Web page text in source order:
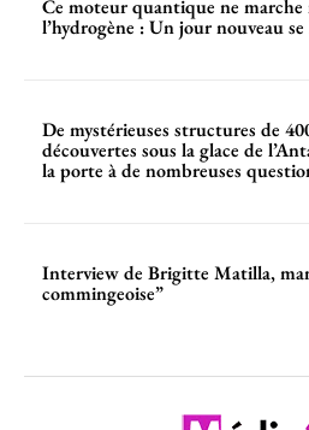
Ce moteur quantique ne marche
l’hydrogène : Un jour nouveau
De mystérieuses structures de
découvertes sous la glace de
la porte à de nombreuses
Interview de Brigitte Matilla,
commingeoise”